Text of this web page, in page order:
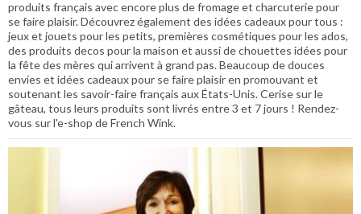
produits français avec encore plus de fromage et charcuterie pour
se faire plaisir. Découvrez également des idées cadeaux pour tous :
jeux et jouets pour les petits, premières cosmétiques pour les ados,
des produits decos pour la maison et aussi de chouettes idées pour
la fête des mères qui arrivent à grand pas. Beaucoup de douces
envies et idées cadeaux pour se faire plaisir en promouvant et
soutenant les savoir-faire français aux États-Unis. Cerise sur le
gâteau, tous leurs produits sont livrés entre 3 et 7 jours ! Rendez-
vous sur l'e-shop de French Wink.